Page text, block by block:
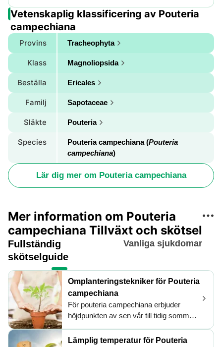
Vetenskaplig klassificering av Pouteria
campechiana
Provins Tracheophyta
Klass Magnoliopsida
Beställa Ericales
Familj Sapotaceae
Släkte Pouteria
Species Pouteria campechiana (Pouteria
campechiana)
Lär dig mer om Pouteria campechiana
Mer information om Pouteria
campechiana Tillväxt och skötsel
Fullständig
skötselguide
Vanliga sjukdomar
Omplanteringstekniker för Pouteria
campechiana
För pouteria campechiana erbjuder
höjdpunkten av sen vår till tidig sommar
utnyttjande av optimal värme och
Lämplig temperatur för Pouteria